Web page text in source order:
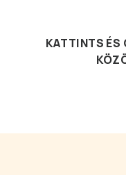
KATTINTS ÉS